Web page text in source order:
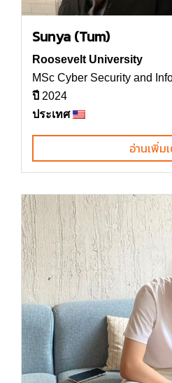
Sunya (Tum)
Roosevelt University
MSc Cyber Security and
ปี 2024
ประเทศ
อ่านเพิ่ม